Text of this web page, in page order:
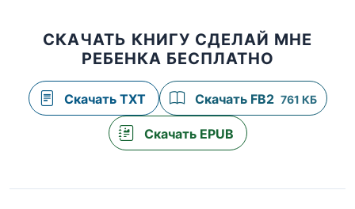
СКАЧАТЬ КНИГУ СДЕЛАЙ МНЕ
РЕБЕНКА БЕСПЛАТНО
Скачать TXT Скачать FB2 761 КБ
Скачать EPUB